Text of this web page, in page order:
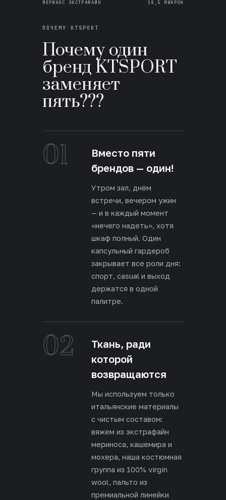
МЕРИНОС ЭКСТРАФАЙН 18,5 МИКРОН
ПОЧЕМУ KTSPORT
Почему один
бренд KTSPORT
заменяет
пять???
01
Вместо пяти
брендов — один!
Утром зал, днём
встречи, вечером ужин
— и в каждый момент
«нечего надеть», хотя
шкаф полный. Один
капсульный гардероб
закрывает все роли дня:
спорт, casual и выход
держатся в одной
палитре.
02
Ткань, ради
которой
возвращаются
Мы используем только
итальянские материалы
с чистым составом:
вяжем из экстрафайн
мериноса, кашемира и
мохера, наша костюмная
группа из 100% virgin
wool, пальто из
премиальной линейки